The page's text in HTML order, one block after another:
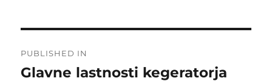
navigation
PUBLISHED IN
Glavne lastnosti kegeratorja